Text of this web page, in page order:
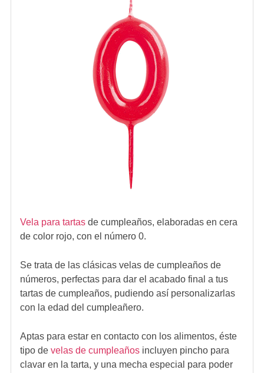
Vela para tartasde cumpleaños, elaboradas en cera
de color rojo, con el número 0.
Se trata de las clásicas velas de cumpleaños de
números, perfectas para dar el acabado final a tus
tartas de cumpleaños, pudiendo así personalizarlas
con la edad del cumpleañero.
Aptas para estar en contacto con los alimentos, éste
tipo de velas de cumpleañosincluyen pincho para
clavar en la tarta, y una mecha especial para poder